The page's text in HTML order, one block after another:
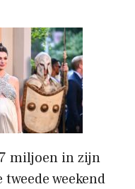
miljoen in zijn
weekend